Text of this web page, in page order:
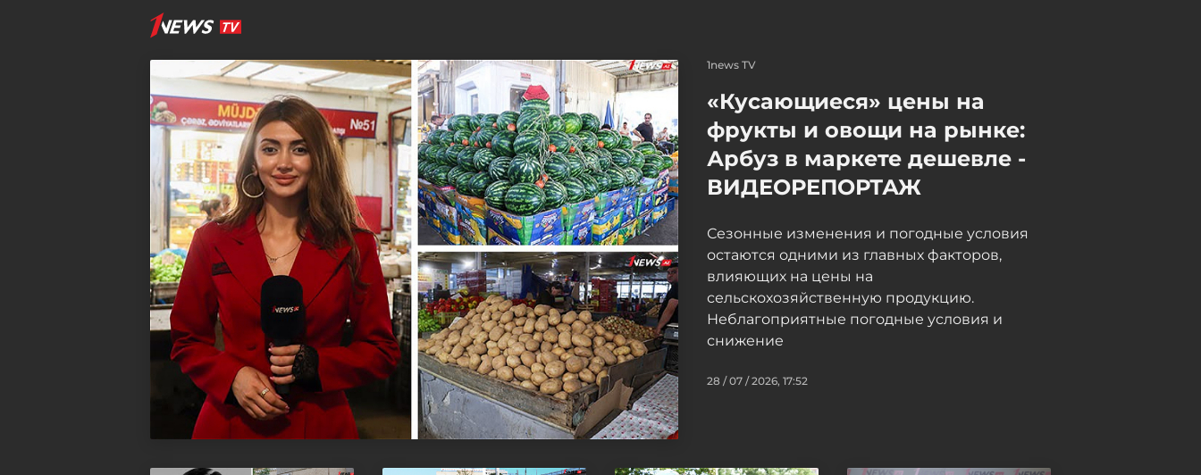
1news TV
«Кусающиеся» цены на
фрукты и овощи на рынке:
Арбуз в маркете дешевле -
ВИДЕОРЕПОРТАЖ
Сезонные изменения и погодные условия
остаются одними из главных факторов,
влияющих на цены на
сельскохозяйственную продукцию.
Неблагоприятные погодные условия и
снижение
28 / 07 / 2026, 17:52